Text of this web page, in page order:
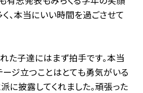
、本当にいい時間を過ごさせて
た子達にはまず拍手です。本当
ージ立つことはとても勇気がいる
に披露してくれました。頑張った